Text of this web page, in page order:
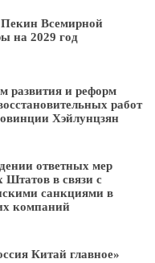
Всемирной
на 2029 год
развития и реформ
работ
Хэйлунцзян
ответных мер
в связи с
санкциями в
компаний
Китай главное»